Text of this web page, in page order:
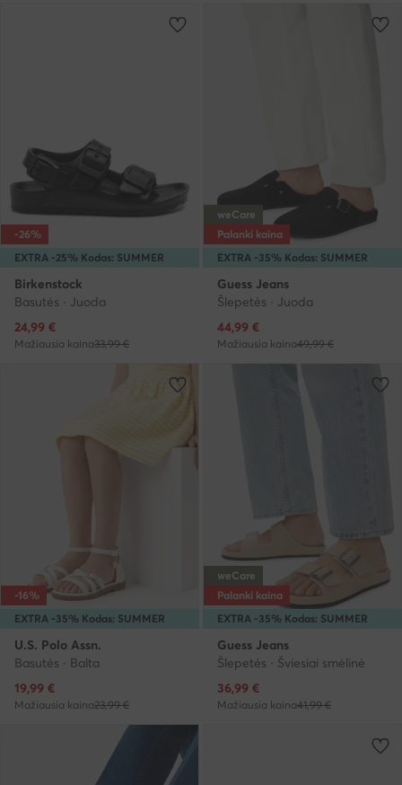
EXTRA -25% Kodas: SUMMER
-26%
Birkenstock
Basutės · Juoda
Dabartinė kaina
24,99 €
Mažiausia kaina33,99 €
EXTRA -35% Kodas: SUMMER
weCare
Palanki kaina
Guess Jeans
Šlepetės · Juoda
Dabartinė kaina
44,99 €
Mažiausia kaina49,99 €
EXTRA -35% Kodas: SUMMER
-16%
U.S. Polo Assn.
Basutės · Balta
Dabartinė kaina
19,99 €
Mažiausia kaina23,99 €
EXTRA -35% Kodas: SUMMER
weCare
Palanki kaina
Guess Jeans
Šlepetės · Šviesiai smėlinė
Dabartinė kaina
36,99 €
Mažiausia kaina41,99 €